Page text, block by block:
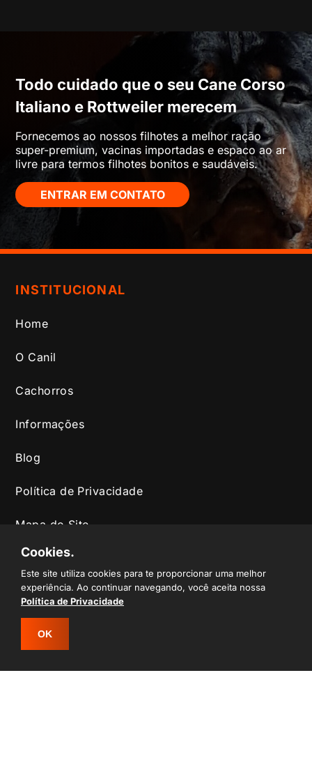
Todo cuidado que o seu Cane Corso
Italiano e Rottweiler merecem
Fornecemos ao nossos filhotes a melhor ração
super-premium, vacinas importadas e espaco ao ar
livre para termos filhotes bonitos e saudáveis.
ENTRAR EM CONTATO
INSTITUCIONAL
Home
O Canil
Cachorros
Informações
Blog
Política de Privacidade
Mapa do Site
RAÇAS
Canil Corso
Cookies.
Este site utiliza cookies para te proporcionar uma melhor
experiência. Ao continuar navegando, você aceita nossa
Política de Privacidade
OK